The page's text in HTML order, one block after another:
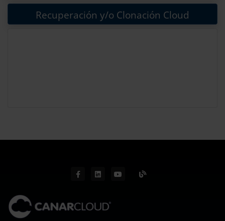
Recuperación y/o Clonación Cloud